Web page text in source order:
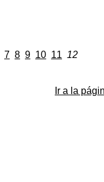
7 8 9 10 11 12
Ir a la